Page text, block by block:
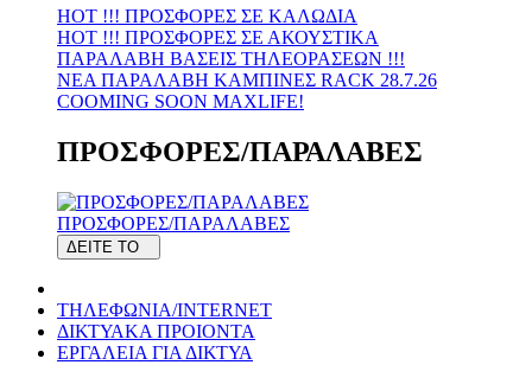
HOT !!! ΠΡΟΣΦΟΡΕΣ ΣΕ KAΛΩΔΙΑ
HOT !!! ΠΡΟΣΦΟΡΕΣ ΣΕ ΑΚΟΥΣΤΙΚΑ
ΠΑΡΑΛΑΒΗ ΒΑΣΕΙΣ ΤΗΛΕΟΡΑΣΕΩΝ !!!
ΝΕΑ ΠΑΡΑΛΑΒΗ KAMΠΙΝΕΣ RACK 28.7.26
COOMING SOON MAXLIFE!
ΠΡΟΣΦΟΡΕΣ/ΠΑΡΑΛΑΒΕΣ
ΠΡΟΣΦΟΡΕΣ/ΠΑΡΑΛΑΒΕΣ
ΔΕΙΤΕ ΤΟ
ΤΗΛΕΦΩΝΙΑ/INTERNET
ΔΙΚΤΥΑΚΑ ΠΡΟΙΟΝΤΑ
ΕΡΓΑΛΕΙΑ ΓΙΑ ΔΙΚΤΥΑ